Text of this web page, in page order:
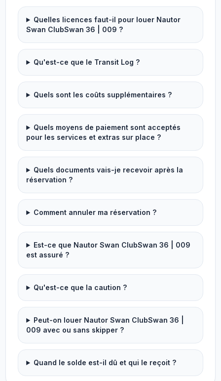
Quelles licences faut-il pour louer Nautor
Swan ClubSwan 36 | 009 ?
Qu'est-ce que le Transit Log ?
Quels sont les coûts supplémentaires ?
Quels moyens de paiement sont acceptés
pour les services et extras sur place ?
Quels documents vais-je recevoir après la
réservation ?
Comment annuler ma réservation ?
Est-ce que Nautor Swan ClubSwan 36 | 009
est assuré ?
Qu'est-ce que la caution ?
Peut-on louer Nautor Swan ClubSwan 36 |
009 avec ou sans skipper ?
Quand le solde est-il dû et qui le reçoit ?